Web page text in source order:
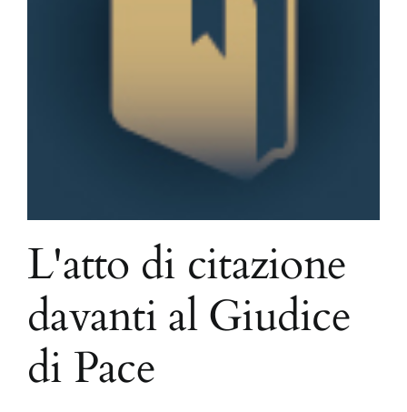
L'atto di citazione
davanti al Giudice
di Pace